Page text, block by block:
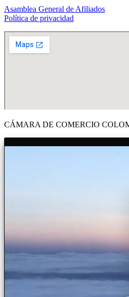
Asamblea General de Afiliados
Política de privacidad
CÁMARA DE COMERCIO